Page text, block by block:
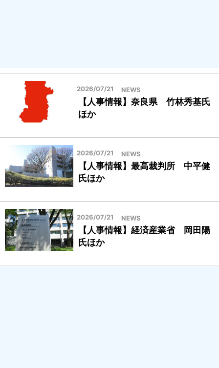
2026/07/21 NEWS
【人事情報】奈良県 竹林秀基氏
ほか
2026/07/21 NEWS
【人事情報】最高裁判所 中平健
氏ほか
2026/07/21 NEWS
【人事情報】経済産業省 岡田陽
氏ほか